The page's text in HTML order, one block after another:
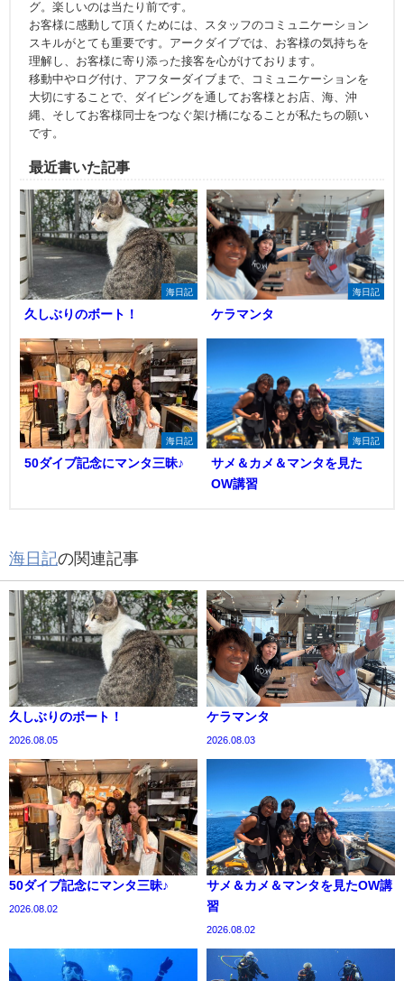
グ。楽しいのは当たり前です。
お客様に感動して頂くためには、スタッフのコミュニケーション
スキルがとても重要です。アークダイブでは、お客様の気持ちを
理解し、お客様に寄り添った接客を心がけております。
移動中やログ付け、アフターダイブまで、コミュニケーションを
大切にすることで、ダイビングを通してお客様とお店、海、沖
縄、そしてお客様同士をつなぐ架け橋になることが私たちの願い
です。
最近書いた記事
海日記
久しぶりのボート！
海日記
ケラマンタ
海日記
50ダイブ記念にマンタ三昧♪
海日記
サメ＆カメ＆マンタを見た
OW講習
海日記の関連記事
久しぶりのボート！
2026.08.05
ケラマンタ
2026.08.03
50ダイブ記念にマンタ三昧♪
2026.08.02
サメ＆カメ＆マンタを見たOW講
習
2026.08.02